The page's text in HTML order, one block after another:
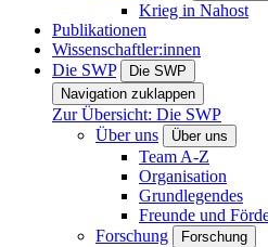
Krieg in Nahost
Publikationen
Wissenschaftler:innen
Die SWP
Die SWP
Navigation zuklappen
Zur Übersicht: Die SWP
Über uns
Über uns
Team A-Z
Organisation
Grundlegendes
Freunde und
Forschung
Forschung